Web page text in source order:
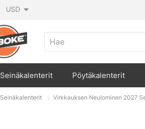
USD
Seinäkalenterit Pöytäkalenterit
Seinäkalenterit Virkkauksen Neulominen 2027